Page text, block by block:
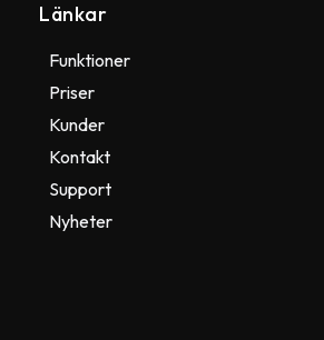
Länkar
Funktioner
Priser
Kunder
Kontakt
Support
Nyheter